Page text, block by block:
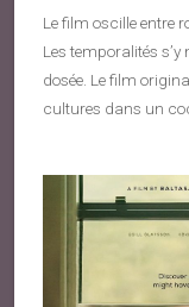
Le film oscille entre
Les temporalités
dosée. Le film
cultures dans un